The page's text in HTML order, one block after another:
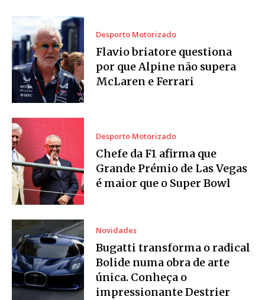
Desporto Motorizado
Flavio briatore questiona
por que Alpine não supera
McLaren e Ferrari
Desporto Motorizado
Chefe da F1 afirma que
Grande Prémio de Las Vegas
é maior que o Super Bowl
Novidades
Bugatti transforma o radical
Bolide numa obra de arte
única. Conheça o
impressionante Destrier